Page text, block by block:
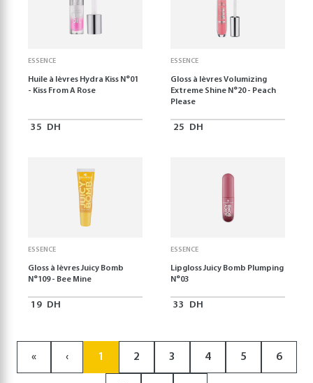
ESSENCE
Huile à lèvres Hydra Kiss N°01
- Kiss From A Rose
35 DH
ESSENCE
Gloss à lèvres Volumizing
Extreme Shine N°20 - Peach
Please
25 DH
ESSENCE
Gloss à lèvres Juicy Bomb
N°109 - Bee Mine
19 DH
ESSENCE
Lipgloss Juicy Bomb Plumping
N°03
33 DH
« ‹ 1 2 3 4 5 6